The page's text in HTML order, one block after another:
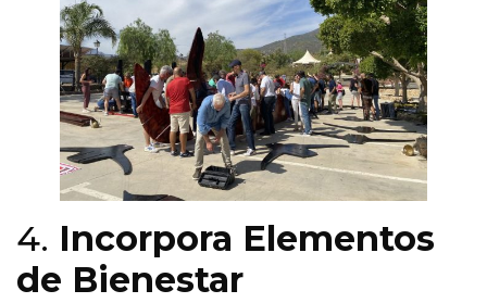
4. Incorpora Elementos
de Bienestar